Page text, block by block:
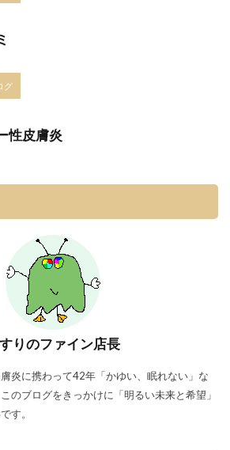
グ
性皮膚炎
りのファイン店長
炎に携わって42年「かゆい、眠れない」な
のブログをきっかけに「明るい未来と希望」
嬉しいです。